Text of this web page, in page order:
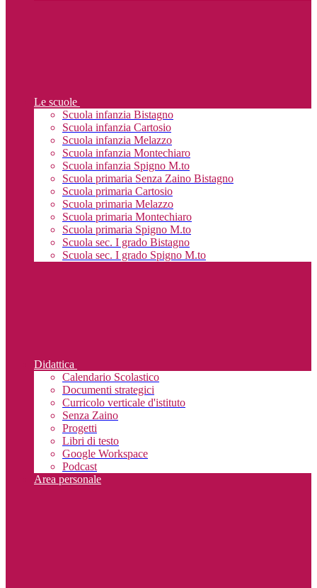
Le scuole
Scuola infanzia Bistagno
Scuola infanzia Cartosio
Scuola infanzia Melazzo
Scuola infanzia Montechiaro
Scuola infanzia Spigno M.to
Scuola primaria Senza Zaino Bistagno
Scuola primaria Cartosio
Scuola primaria Melazzo
Scuola primaria Montechiaro
Scuola primaria Spigno M.to
Scuola sec. I grado Bistagno
Scuola sec. I grado Spigno M.to
Didattica
Calendario Scolastico
Documenti strategici
Curricolo verticale d'istituto
Senza Zaino
Progetti
Libri di testo
Google Workspace
Podcast
Area personale